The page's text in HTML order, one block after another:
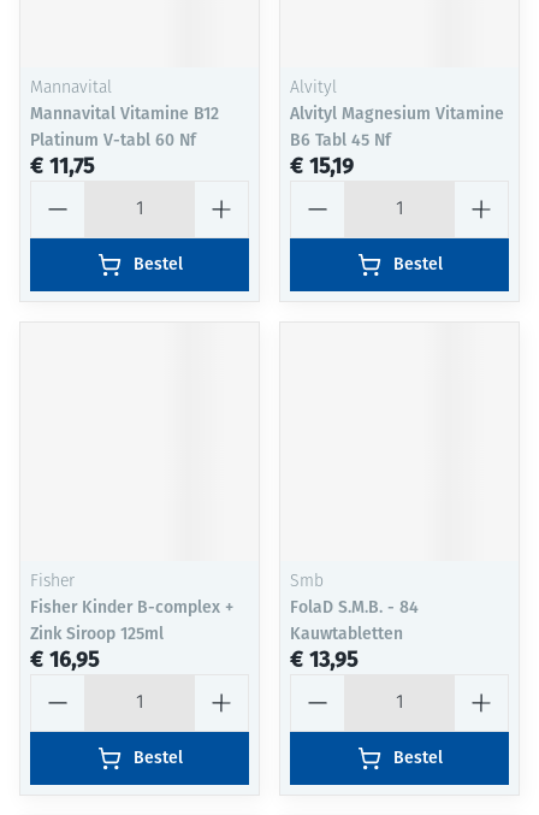
Mannavital
Mannavital Vitamine B12
Platinum V-tabl 60 Nf
€ 11,75
Bestel
Alvityl
Alvityl Magnesium Vitamine
B6 Tabl 45 Nf
€ 15,19
Bestel
Fisher
Fisher Kinder B-complex +
Zink Siroop 125ml
€ 16,95
Bestel
Smb
FolaD S.M.B. - 84
Kauwtabletten
€ 13,95
Bestel